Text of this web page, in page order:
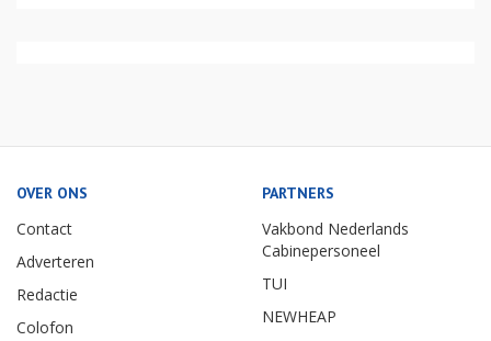
OVER ONS
Contact
Adverteren
Redactie
Colofon
PARTNERS
Vakbond Nederlands
Cabinepersoneel
TUI
NEWHEAP